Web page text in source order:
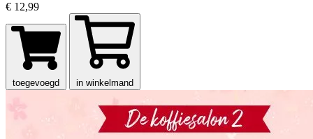
€ 12,99
toegevoegd in winkelmand